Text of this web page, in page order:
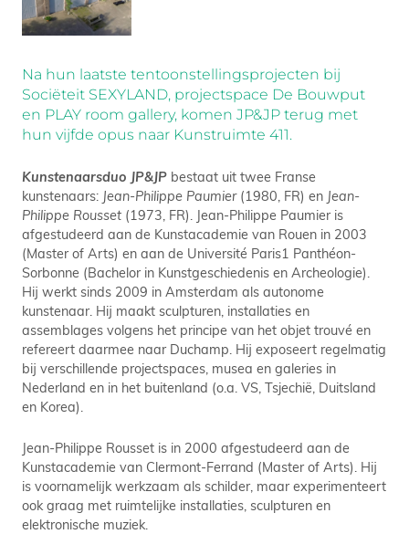
Na hun laatste tentoonstellingsprojecten bij
Sociëteit SEXYLAND, projectspace De Bouwput
en PLAY room gallery, komen JP&JP terug met
hun vijfde opus naar Kunstruimte 411.
Kunstenaarsduo JP&JP bestaat uit twee Franse
kunstenaars: Jean-Philippe Paumier(1980, FR) en Jean-
Philippe Rousset (1973, FR). Jean-Philippe Paumier is
afgestudeerd aan de Kunstacademie van Rouen in 2003
(Master of Arts) en aan de Université Paris1 Panthéon-
Sorbonne (Bachelor in Kunstgeschiedenis en Archeologie).
Hij werkt sinds 2009 in Amsterdam als autonome
kunstenaar. Hij maakt sculpturen, installaties en
assemblages volgens het principe van het objet trouvé en
refereert daarmee naar Duchamp. Hij exposeert regelmatig
bij verschillende projectspaces, musea en galeries in
Nederland en in het buitenland (o.a. VS, Tsjechië, Duitsland
en Korea).
Jean-Philippe Rousset is in 2000 afgestudeerd aan de
Kunstacademie van Clermont-Ferrand (Master of Arts). Hij
is voornamelijk werkzaam als schilder, maar experimenteert
ook graag met ruimtelijke installaties, sculpturen en
elektronische muziek.